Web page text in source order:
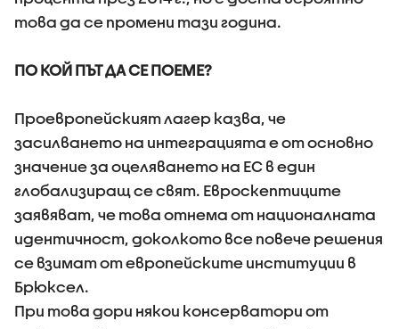
това да се промени тази година.
ПО КОЙ ПЪТ ДА СЕ ПОЕМЕ?
Проевропейският лагер казва, че
засилването на интеграцията е от основно
значение за оцеляването на ЕС в един
глобализиращ се свят. Евроскептиците
заявяват, че това отнема от националната
идентичност, доколкото все повече решения
се взимат от европейските институции в
Брюксел.
При това дори някои консерватори от